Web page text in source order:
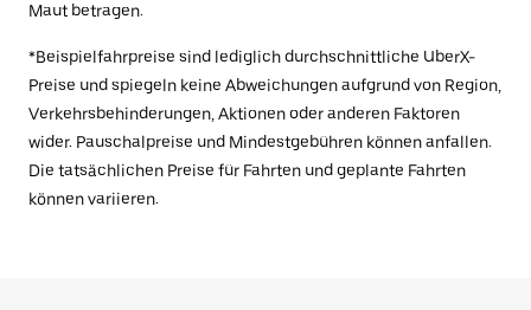
Maut betragen.
*Beispielfahrpreise sind lediglich durchschnittliche UberX-
Preise und spiegeln keine Abweichungen aufgrund von Region,
Verkehrsbehinderungen, Aktionen oder anderen Faktoren
wider. Pauschalpreise und Mindestgebühren können anfallen.
Die tatsächlichen Preise für Fahrten und geplante Fahrten
können variieren.